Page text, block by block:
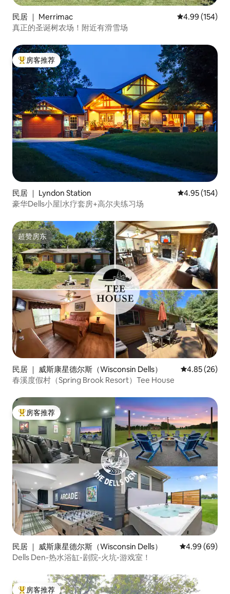
民居 ｜ Merrimac 平均评分 4.99
4.99 (154)
真正的圣诞树农场！附近有滑雪场
热门「房客推荐」
房客推荐
民居 ｜ Lyndon Station 平均评分 4.95
4.95 (154)
豪华Dells小屋|水疗套房+高尔夫练习场
超赞房东
超赞房东
民居 ｜ 威斯康星德尔斯（Wisconsin Dells） 平均评分
4.85 (26)
春溪度假村（Spring Brook Resort）Tee House
热门「房客推荐」
房客推荐
民居 ｜ 威斯康星德尔斯（Wisconsin Dells） 平均评分 4.99
4.99 (69)
Dells Den-热水浴缸-剧院-火坑-游戏室！
房客推荐